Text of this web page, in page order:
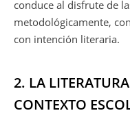
conduce al disfrute de
metodológicamente,
con intención literaria.
2. LA
CONTEXTO